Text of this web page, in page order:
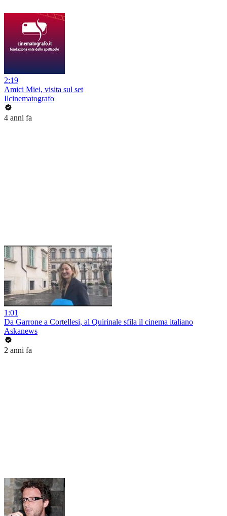
2:19
Amici Miei, visita sul set
Ilcinematografo
4 anni fa
1:01
Da Garrone a Cortellesi, al Quirinale sfila il cinema italiano
Askanews
2 anni fa